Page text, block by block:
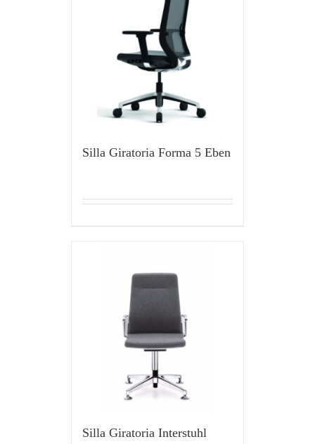
Silla Giratoria Forma 5 Eben
Silla Giratoria Interstuhl